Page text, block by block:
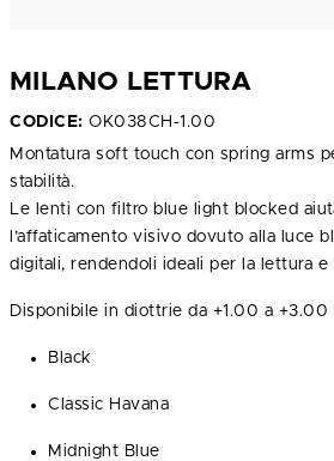
MILANO LETTURA
CODICE: OK038CH-1.00
Montatura soft touch con spring arms
stabilità.
Le lenti con filtro blue light blocked
l’affaticamento visivo dovuto alla luce
digitali, rendendoli ideali per la lettura e
Disponibile in diottrie da +1.00 a
Black
Classic Havana
Midnight Blue